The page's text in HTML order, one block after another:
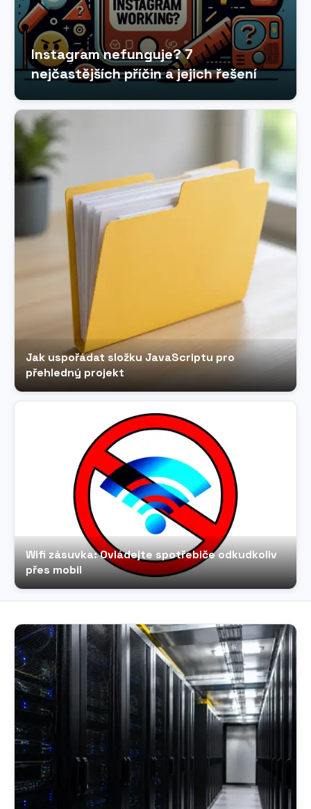
Instagram nefunguje? 7
nejčastějších příčin a jejich řešení
Jak uspořádat složku JavaScriptu pro
přehledný projekt
Wifi zásuvka: Ovládejte spotřebiče odkudkoliv
přes mobil